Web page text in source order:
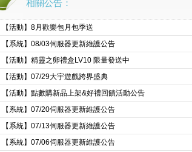
相關公告：
【活動】8月歡樂包月包季送
【系統】08/03伺服器更新維護公告
【活動】精靈之卵禮盒LV10 限量發送中
【活動】07/29大宇遊戲跨界盛典
【活動】點數購新品上架&好禮回饋活動公告
【系統】07/20伺服器更新維護公告
【系統】07/13伺服器更新維護公告
【系統】07/06伺服器更新維護公告